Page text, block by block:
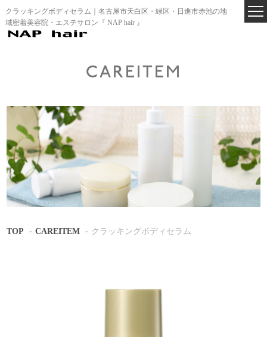
クラッキングボディセラム｜名古屋市天白区・緑区・日進市赤池の地
域密着美容院・エステサロン『 NAP hair 』
CAREITEM
TOP CAREITEM クラッキングボディセラム